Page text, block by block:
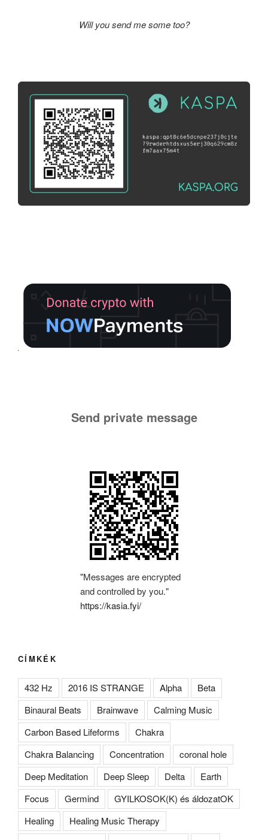
Will you send me some too?
Send private message
"Messages are encrypted
and controlled by you."
https://kasia.fyi/
CÍMKÉK
432 Hz 2016 IS STRANGE Alpha
Beta
Binaural Beats
Brainwave
Calming Music
Carbon Based Lifeforms
Chakra
Chakra Balancing
Concentration
coronal hole
Deep Meditation
Deep Sleep Delta
Earth
Focus
Germind
GYILKOSOK(K) és áldozatOK
Healing
Healing Music Therapy